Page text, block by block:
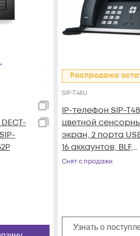
Распродажа
SIP-T48U
IP-телефон SIP-
цветной
экран, 2 порта
16 аккаунтов, BLF,
PoE, GigE, без БП
Снят с продажи
Узнать о